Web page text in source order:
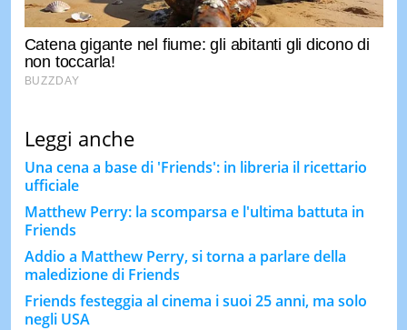
Leggi anche
Una cena a base di 'Friends': in libreria il ricettario
ufficiale
Matthew Perry: la scomparsa e l'ultima battuta in
Friends
Addio a Matthew Perry, si torna a parlare della
maledizione di Friends
Friends festeggia al cinema i suoi 25 anni, ma solo
negli USA